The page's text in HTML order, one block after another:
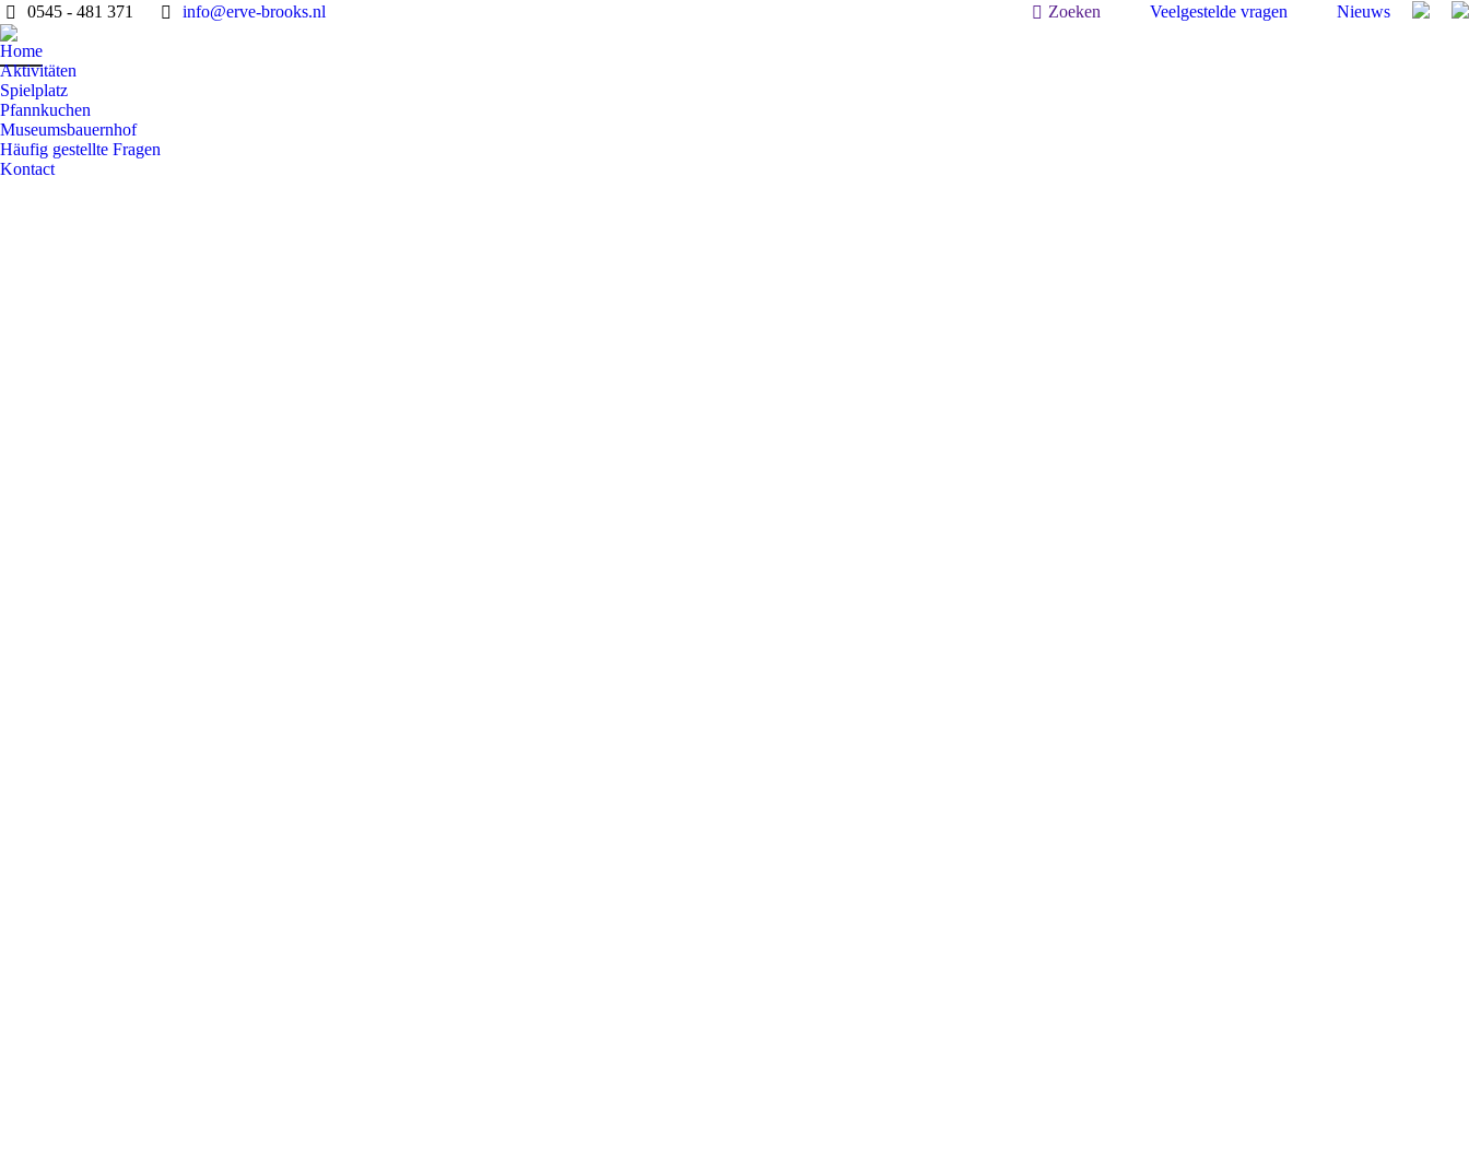
0545 - 481 371 info@erve-brooks.nl Zoeken:
Zoeken Veelgestelde vragen Nieuws
Home
Aktivitäten
Spielplatz
Pfannkuchen
Museumsbauernhof
Häufig gestellte Fragen
Kontact